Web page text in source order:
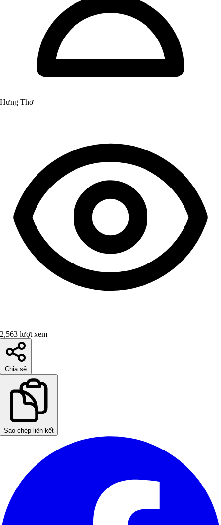
Hưng Thơ
2,563 lượt xem
Chia sẻ
Sao chép liên kết